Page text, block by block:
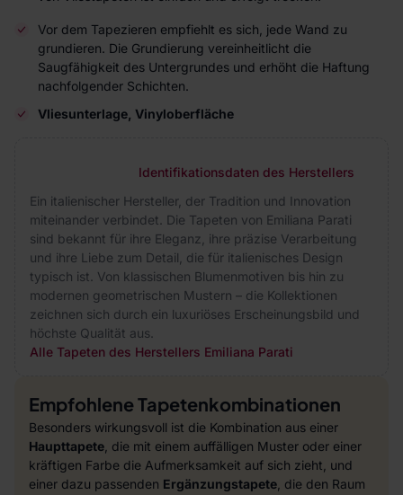
Vor dem Tapezieren empfiehlt es sich, jede Wand zu
grundieren. Die Grundierung vereinheitlicht die
Saugfähigkeit des Untergrundes und erhöht die Haftung
nachfolgender Schichten.
Vliesunterlage, Vinyloberfläche
Identifikationsdaten des Herstellers
Ein italienischer Hersteller, der Tradition und Innovation
miteinander verbindet. Die Tapeten von Emiliana Parati
sind bekannt für ihre Eleganz, ihre präzise Verarbeitung
und ihre Liebe zum Detail, die für italienisches Design
typisch ist. Von klassischen Blumenmotiven bis hin zu
modernen geometrischen Mustern – die Kollektionen
zeichnen sich durch ein luxuriöses Erscheinungsbild und
höchste Qualität aus.
Alle Tapeten des Herstellers Emiliana Parati
Empfohlene Tapetenkombinationen
Besonders wirkungsvoll ist die Kombination aus einer
Haupttapete , die mit einem auffälligen Muster oder einer
kräftigen Farbe die Aufmerksamkeit auf sich zieht, und
einer dazu passenden Ergänzungstapete , die den Raum